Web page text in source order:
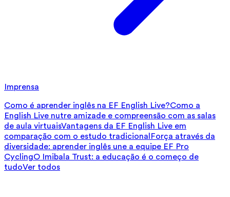
Imprensa
Como é aprender inglês na EF English Live?Como a
English Live nutre amizade e compreensão com as salas
de aula virtuaisVantagens da EF English Live em
comparação com o estudo tradicional Força através da
diversidade: aprender inglês une a equipe EF Pro
CyclingO Imibala Trust: a educação é o começo de
tudoVer todos